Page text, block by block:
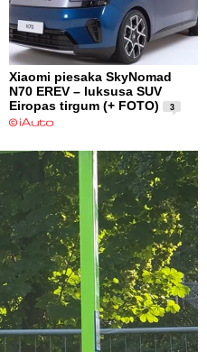
Xiaomi piesaka SkyNomad
N70 EREV – luksusa SUV
Eiropas tirgum (+ FOTO)
3